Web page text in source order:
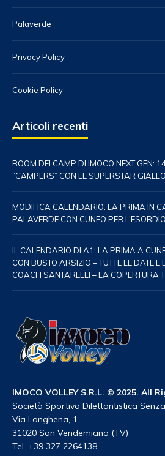
Palaverde
Privacy Policy
Cookie Policy
Articoli recenti
BOOM DEI CAMP DI IMOCO NEXT GEN:
“CAMPERS” CON LE SUPERSTAR
MODIFICA CALENDARIO: LA PRIMA IN
PALAVERDE CON CUNEO PER
IL CALENDARIO DI A1: LA PRIMA A
CON BUSTO ARSIZIO – TUTTE LE DATE
COACH SANTARELLI – LA COPERTURA
IMOCO VOLLEY S.R.L. © 2025. All
Società Sportiva Dilettantistica
Via Longhena, 1
31020 San Vendemiano (TV)
Tel. +39 327 2264138